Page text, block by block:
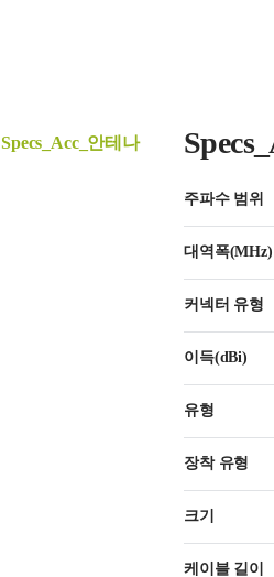
Specs_Acc_안테나
주파수 범위
대역폭(MHz)
커넥터 유형
이득(dBi)
유형
장착 유형
크기
케이블 길이